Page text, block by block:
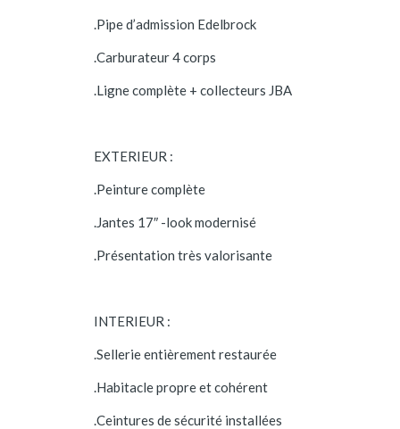
.Pipe d’admission Edelbrock
.Carburateur 4 corps
.Ligne complète + collecteurs JBA
EXTERIEUR :
.Peinture complète
.Jantes 17″ -look modernisé
.Présentation très valorisante
INTERIEUR :
.Sellerie entièrement restaurée
.Habitacle propre et cohérent
.Ceintures de sécurité installées